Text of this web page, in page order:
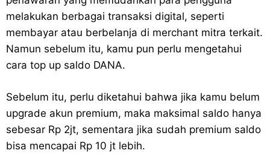
Cara Mudah Melihat Nomor Shopeepay Sendiri dan Orang Lain
7 Cara Mudah Top Up Grab untuk Driver
Penyebab dan Cara Memulihkan Akun Gojek Dibekukan
Cara Menghitung Penghasilan Grab Sesuai dengan Orderan
melakukan berbagai transaksi digital, seperti
membayar atau berbelanja di merchant mitra terkait.
Namun sebelum itu, kamu pun perlu mengetahui
cara top up saldo DANA.
Sebelum itu, perlu diketahui bahwa jika kamu belum
upgrade akun premium, maka maksimal saldo hanya
sebesar Rp 2jt, sementara jika sudah premium saldo
bisa mencapai Rp 10 jt lebih.